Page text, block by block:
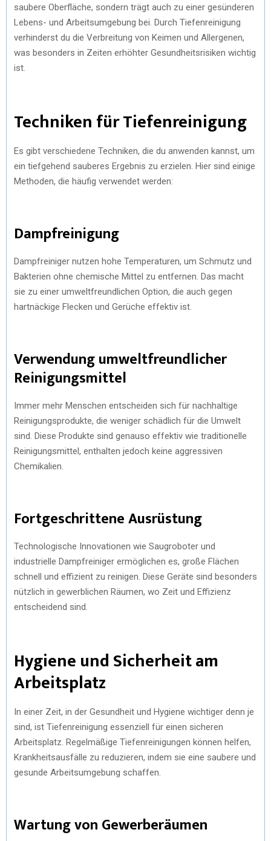
saubere Oberfläche, sondern trägt auch zu einer gesünderen
Lebens- und Arbeitsumgebung bei. Durch Tiefenreinigung
verhinderst du die Verbreitung von Keimen und Allergenen,
was besonders in Zeiten erhöhter Gesundheitsrisiken wichtig
ist.
Techniken für Tiefenreinigung
Es gibt verschiedene Techniken, die du anwenden kannst, um
ein tiefgehend sauberes Ergebnis zu erzielen. Hier sind einige
Methoden, die häufig verwendet werden:
Dampfreinigung
Dampfreiniger nutzen hohe Temperaturen, um Schmutz und
Bakterien ohne chemische Mittel zu entfernen. Das macht
sie zu einer umweltfreundlichen Option, die auch gegen
hartnäckige Flecken und Gerüche effektiv ist.
Verwendung umweltfreundlicher
Reinigungsmittel
Immer mehr Menschen entscheiden sich für nachhaltige
Reinigungsprodukte, die weniger schädlich für die Umwelt
sind. Diese Produkte sind genauso effektiv wie traditionelle
Reinigungsmittel, enthalten jedoch keine aggressiven
Chemikalien.
Fortgeschrittene Ausrüstung
Technologische Innovationen wie Saugroboter und
industrielle Dampfreiniger ermöglichen es, große Flächen
schnell und effizient zu reinigen. Diese Geräte sind besonders
nützlich in gewerblichen Räumen, wo Zeit und Effizienz
entscheidend sind.
Hygiene und Sicherheit am
Arbeitsplatz
In einer Zeit, in der Gesundheit und Hygiene wichtiger denn je
sind, ist Tiefenreinigung essenziell für einen sicheren
Arbeitsplatz. Regelmäßige Tiefenreinigungen können helfen,
Krankheitsausfälle zu reduzieren, indem sie eine saubere und
gesunde Arbeitsumgebung schaffen.
Wartung von Gewerberäumen